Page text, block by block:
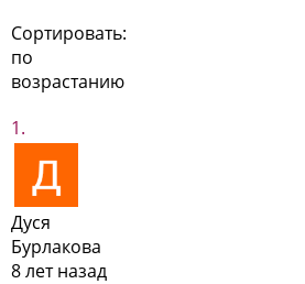
Сортировать:
по
возрастанию
Дуся
Бурлакова
8 лет назад